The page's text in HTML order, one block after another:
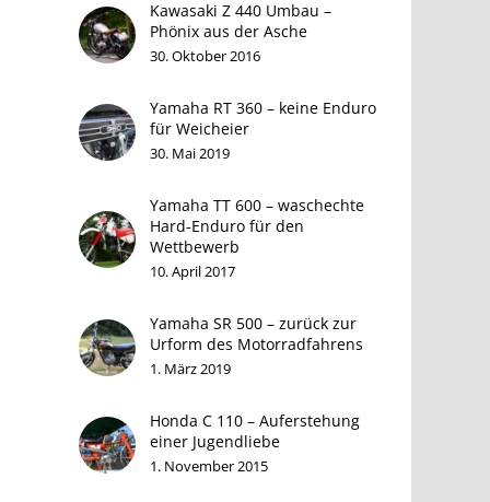
Kawasaki Z 440 Umbau –
Phönix aus der Asche
30. Oktober 2016
Yamaha RT 360 – keine Enduro
für Weicheier
30. Mai 2019
Yamaha TT 600 – waschechte
Hard-Enduro für den
Wettbewerb
10. April 2017
Yamaha SR 500 – zurück zur
Urform des Motorradfahrens
1. März 2019
Honda C 110 – Auferstehung
einer Jugendliebe
1. November 2015